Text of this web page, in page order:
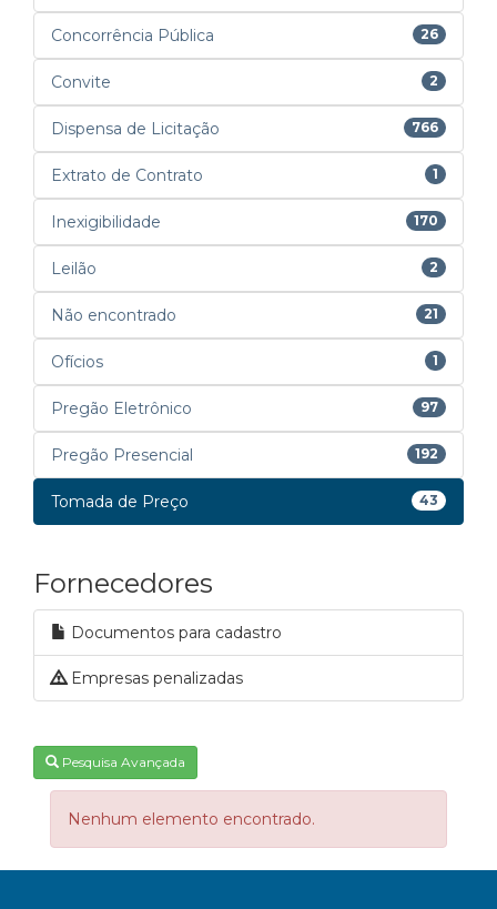
Concorrência Pública 26
Convite 2
Dispensa de Licitação 766
Extrato de Contrato 1
Inexigibilidade 170
Leilão 2
Não encontrado 21
Ofícios 1
Pregão Eletrônico 97
Pregão Presencial 192
Tomada de Preço 43
Fornecedores
Documentos para cadastro
Empresas penalizadas
Pesquisa Avançada
Nenhum elemento encontrado.